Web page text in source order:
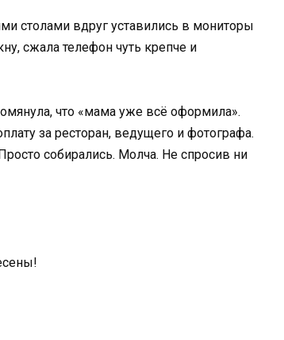
столами вдруг уставились в мониторы
сжала телефон чуть крепче и
что «мама уже всё оформила».
за ресторан, ведущего и фотографа.
собирались. Молча. Не спросив ни